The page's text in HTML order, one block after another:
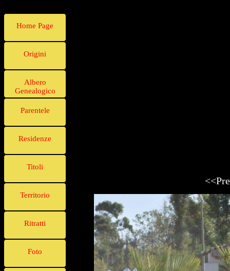
Home Page
Origini
Albero
Genealogico
Parentele
Residenze
Titoli
Territorio
Ritratti
Foto